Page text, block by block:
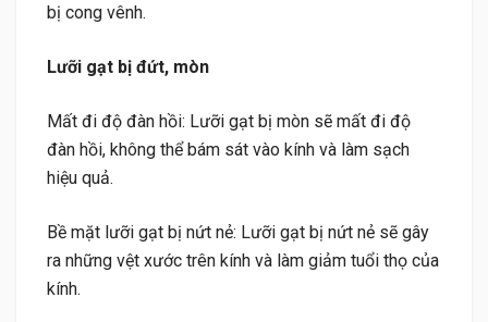
bị cong vênh.
Lưỡi gạt bị đứt, mòn
Mất đi độ đàn hồi: Lưỡi gạt bị mòn sẽ mất đi độ
đàn hồi, không thể bám sát vào kính và làm sạch
hiệu quả.
Bề mặt lưỡi gạt bị nứt nẻ: Lưỡi gạt bị nứt nẻ sẽ gây
ra những vệt xước trên kính và làm giảm tuổi thọ của
kính.